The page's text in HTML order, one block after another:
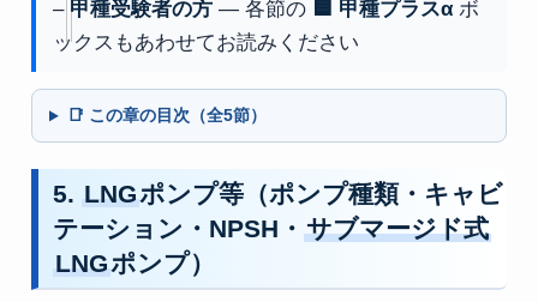
– 甲種受験者の方— 各節の 🟦 甲種プラスαボ
ックスもあわせてお読みください
📑 この章の目次（全5節）
5. LNGポンプ等（ポンプ種類・キャビ
テーション・NPSH・ サブマージド式
LNGポンプ）